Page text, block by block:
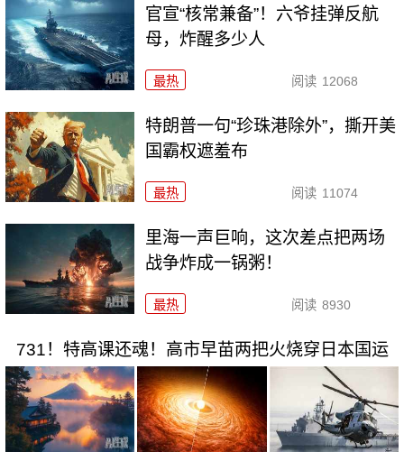
官宣“核常兼备”！六爷挂弹反航
母，炸醒多少人
最热 阅读 12068
特朗普一句“珍珠港除外”，撕开美
国霸权遮羞布
最热 阅读 11074
里海一声巨响，这次差点把两场
战争炸成一锅粥！
最热 阅读 8930
731！特高课还魂！高市早苗两把火烧穿日本国运